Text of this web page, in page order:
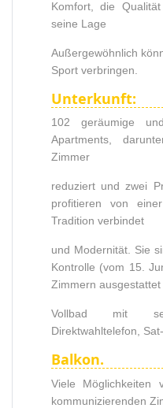
Komfort, die
seine Lage
Außergewöhnlich
Sport verbringen.
Unterkunft:
102 geräumige
Apartments,
Zimmer
reduziert und zwei
profitieren von
Tradition verbindet
und Modernität. Sie
Kontrolle (vom 15.
Zimmern ausgestattet
Vollbad mit
Direktwahltelefon,
Balkon.
Viele Möglichkeiten
kommunizierenden